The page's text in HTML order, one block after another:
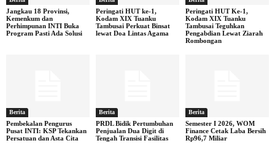
Jangkau 18 Provinsi,
Kemenkum dan
Perhimpunan INTI Buka
Program Pasti Ada Solusi
Peringati HUT ke-1,
Kodam XIX Tuanku
Tambusai Perkuat Binsat
lewat Doa Lintas Agama
Peringati HUT Ke-1,
Kodam XIX Tuanku
Tambusai Teguhkan
Pengabdian Lewat Ziarah
Rombongan
Berita
Pembekalan Pengurus
Pusat INTI: KSP Tekankan
Persatuan dan Asta Cita
Berita
PRDL Bidik Pertumbuhan
Penjualan Dua Digit di
Tengah Transisi Fasilitas
Berita
Semester I 2026, WOM
Finance Cetak Laba Bersih
Rp96,7 Miliar